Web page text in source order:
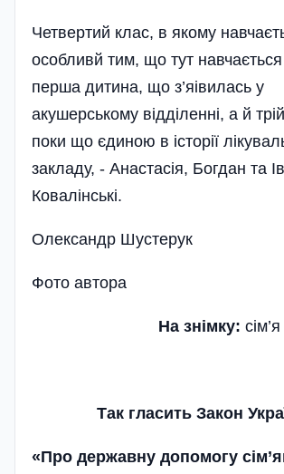
Четвертий клас, в якому
особливй тим, що тут навчається
перша дитина, що з’яівилась у
акушерському відділенні, а й
поки що єдиною в історії
закладу, - Анастасія, Богдан та
Ковалінські.
Олександр Шустерук
Фото автора
На знімку:
Так гласить Закон
«Про державну допомогу